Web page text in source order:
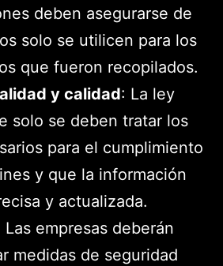
deben asegurarse de
solo se utilicen para los
que fueron recopilados.
y calidad: La ley
solo se deben tratar los
para el cumplimiento
y que la información
y actualizada.
Las empresas deberán
medidas de seguridad